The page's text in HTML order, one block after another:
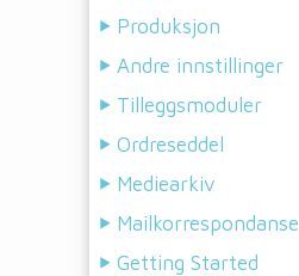
Produksjon
Andre innstillinger
Tilleggsmoduler
Ordreseddel
Mediearkiv
Mailkorrespondanse
Getting Started